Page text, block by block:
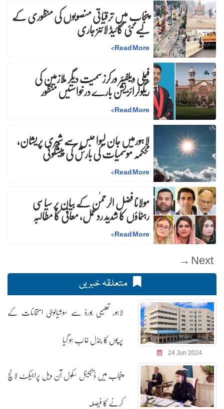
پنجاب میں ترقیاتی منصوبوں کی منظوری کے
لیے نئی گائیڈ لائنز جاری
Read More
>
فیملی ویلفیئر ورکرز سمیت دیگر ملازمین کی
ریگولرائزیشن بارے درخواستیں منظور
Read More
>
لاہورمیں جان لیوا حبس سے شہری پریشان،
محکمہ موسمیات کی بارش کی پیشگوئی
Read More
>
مولانا فضل الرحمٰن کے بیان پر سیاسی
رہنماؤں کا شدید ردعمل، معافی کا مطالبہ
Read More
>
Next →
متعلقہ خبریں
24 Jun 2024
لاہور تعلیمی بورڈ سے سوشیالوجی امتحانات کے
پرچوں کا بنڈل غائب ہو گیا
پنجاب میں ڈیجیٹل سکول آن ویل پراجیکٹ لانچ
کرنے کا فیصلہ